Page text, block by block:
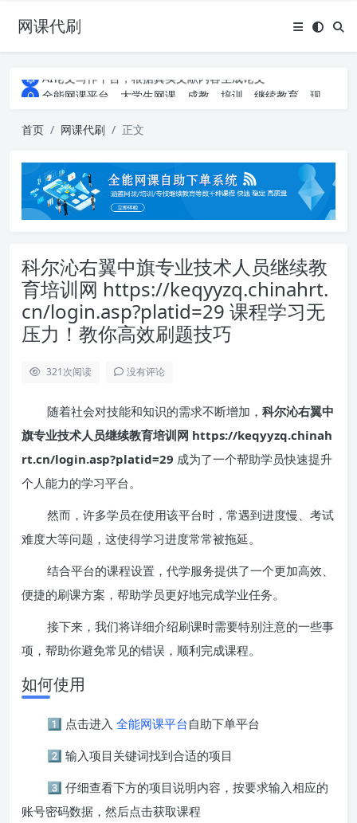
网课代刷
AI论文写作平台，根据真实文献内容生成论文
全能网课平台，大学生网课、成教、培训、继续教育。现已接入代刷代考项目3000+
全能网课平台，大学生网课、成教、培训、继续教育。现已接入代刷代考项目3000+
首页 网课代刷 正文
科尔沁右翼中旗专业技术人员继续教
育培训网 https://keqyyzq.chinahrt.
cn/login.asp?platid=29 课程学习无
压力！教你高效刷题技巧
321次阅读 没有评论
随着社会对技能和知识的需求不断增加， 科尔沁右翼中
旗专业技术人员继续教育培训网 https://keqyyzq.chinah
rt.cn/login.asp?platid=29 成为了一个帮助学员快速提升
个人能力的学习平台。
然而，许多学员在使用该平台时，常遇到进度慢、考试
难度大等问题，这使得学习进度常常被拖延。
结合平台的课程设置，代学服务提供了一个更加高效、
便捷的刷课方案，帮助学员更好地完成学业任务。
接下来，我们将详细介绍刷课时需要特别注意的一些事
项，帮助你避免常见的错误，顺利完成课程。
如何使用
1️⃣ 点击进入 全能网课平台自助下单平台
2️⃣ 输入项目关键词找到合适的项目
3️⃣ 仔细查看下方的项目说明内容，按要求输入相应的
账号密码数据，然后点击获取课程